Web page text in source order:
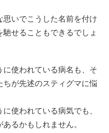
いでこうした名前を付け
せることもできるでしょ
使われている病名も、そ
が先述のスティグマに悩
使われている病気でも、
るかもしれません。